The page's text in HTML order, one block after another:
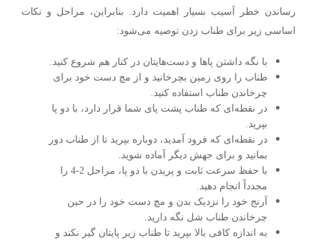
رساندن خطر آسیب بسیار اهمیت دارد. بنابراین، مراحل و نکات
اساسی زیر برای طناب زدن توصیه می‌شود:
با نگه داشتن پاها و دست‌هایتان در کنار هم شروع کنید.
طناب را روی زمین بچرخانید و از مچ دست خود برای
چرخاندن طناب استفاده کنید.
در نقطه‌ای که طناب پشت پای شما قرار دارد، با دو پا
بپرید.
در نقطه‌ای که فرود آمدید، دوباره بپرید تا از طناب دور
بمانید و برای جهش دیگر آماده شوید.
با حفظ سرعت ثابت و پریدن با دو پا، مراحل 2-4 را
مجدداً انجام دهید.
آرنج خود را نزدیک بدن و مچ دست خود را در حین
چرخاندن طناب شل نگه دارید.
به اندازه کافی بالا بپرید تا طناب زیر پایتان گیر نکند و